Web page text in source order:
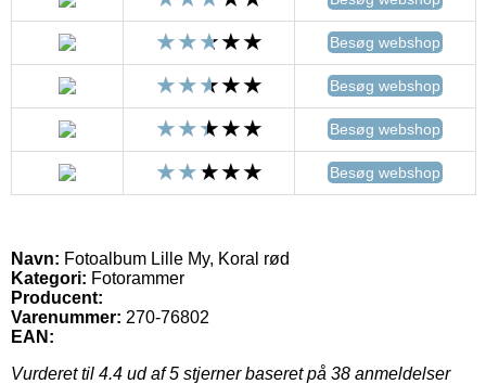
Besøg webshop
Besøg webshop
Besøg webshop
Besøg webshop
Navn: Fotoalbum Lille My, Koral rød
Kategori: Fotorammer
Producent:
Varenummer: 270-76802
EAN:
Vurderet til 4.4 ud af 5 stjerner baseret på 38 anmeldelser